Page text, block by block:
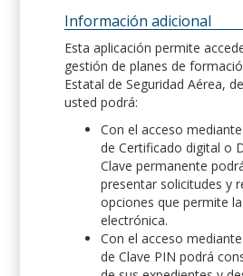
Información adicional
Esta aplicación permite
gestión de planes de
Estatal de Seguridad Aérea,
usted podrá:
Con el acceso
de Certificado digital o
Clave permanente
presentar solicitudes y
opciones que permite
electrónica.
Con el acceso
de Clave PIN podrá